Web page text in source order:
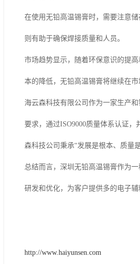
在使用无铅高温锡膏时，需要注意
则有助于确保焊接质量和人员。
市场趋势显示，随着环保意识的提
本的降低，无铅高温锡膏将继续在
海云森科技有限公司作为一家生产
要求，通过ISO9000质量体系认证
森科技公司秉承“发展是根本、质量
总结而言，深圳无铅高温锡膏作为
研发和优化，为客户提供多的电子
http://www.haiyunsen.com